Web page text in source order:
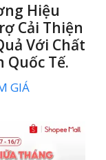
Hiệu
Cải Thiện
Với Chất
Tế.
GIÁ